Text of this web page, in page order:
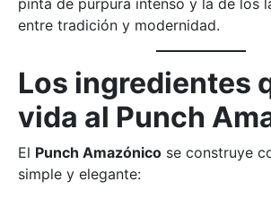
entre tradición y modernidad.
Los ingredientes
vida al Punch
El Punch Amazónico se construye
simple y elegante: